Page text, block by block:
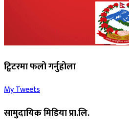
ट्विटरमा फलो गर्नुहोला
My Tweets
सामुदायिक मिडिया प्रा.लि.